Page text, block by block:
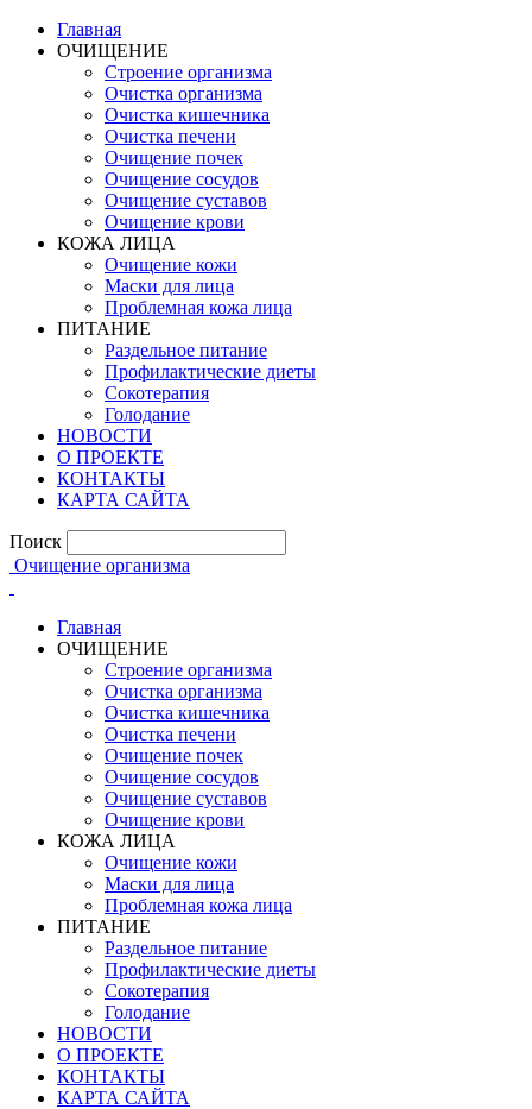
Главная
ОЧИЩЕНИЕ
Строение организма
Очистка организма
Очистка кишечника
Очистка печени
Очищение почек
Очищение сосудов
Очищение суставов
Очищение крови
КОЖА ЛИЦА
Очищение кожи
Маски для лица
Проблемная кожа лица
ПИТАНИЕ
Раздельное питание
Профилактические диеты
Сокотерапия
Голодание
НОВОСТИ
О ПРОЕКТЕ
КОНТАКТЫ
КАРТА САЙТА
Поиск
Очищение организма
Главная
ОЧИЩЕНИЕ
Строение организма
Очистка организма
Очистка кишечника
Очистка печени
Очищение почек
Очищение сосудов
Очищение суставов
Очищение крови
КОЖА ЛИЦА
Очищение кожи
Маски для лица
Проблемная кожа лица
ПИТАНИЕ
Раздельное питание
Профилактические диеты
Сокотерапия
Голодание
НОВОСТИ
О ПРОЕКТЕ
КОНТАКТЫ
КАРТА САЙТА